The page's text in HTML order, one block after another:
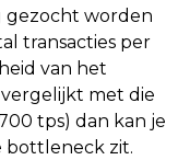
gezocht worden
transacties per
van het
met die
tps) dan kan je
bottleneck zit.